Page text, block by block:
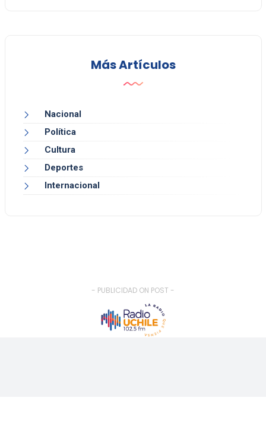
Más Artículos
Nacional
Política
Cultura
Deportes
Internacional
- PUBLICIDAD ON POST -